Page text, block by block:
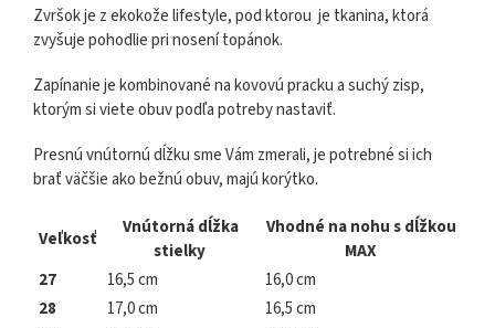
Zvršok je z ekokože lifestyle, pod ktorou je tkanina, ktorá
zvyšuje pohodlie pri nosení topánok.
Zapínanie je kombinované na kovovú pracku a suchý zisp,
ktorým si viete obuv podľa potreby nastaviť.
Presnú vnútornú dĺžku sme Vám zmerali, je potrebné si ich
brať väčšie ako bežnú obuv, majú korýtko.
Veľkosť
Vnútorná dĺžka
stielky
Vhodné na nohu s dĺžkou
MAX
27
16,5 cm
16,0 cm
28
17,0 cm
16,5 cm